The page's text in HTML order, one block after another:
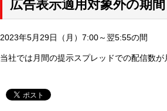
広告表示適用対象外の期間
2023年5月29日（月）7:00～翌5:55の間
当社では月間の提示スプレッドでの配信数